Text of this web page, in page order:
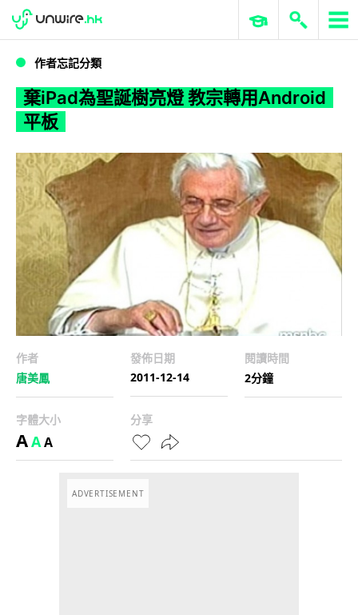
棄iPad為聖誕樹亮燈 教宗轉用Android平板
WWDC 2026 ERP 與商業 AI
作者忘記分類
棄iPad為聖誕樹亮燈 教宗轉用Android
平板
作者
唐美鳳
發佈日期
2011-12-14
閱讀時間
2分鐘
字體大小
AAA
分享
ADVERTISEMENT